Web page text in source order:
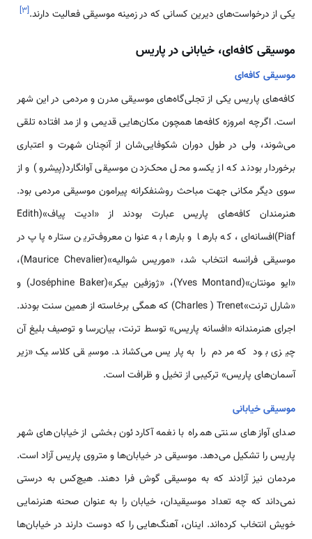
یکی از درخواست‌های دیرین کسانی که در زمینه موسیقی فعالیت دارند.[۳]
موسيقی كافه‌ای، خيابانی در پاريس
موسيقی كافه‌ای
كافه‌های پاريس يكی از تجلی‌گاه‌های موسيقی مدرن و مردمی در اين شهر
است. اگرچه امروزه كافه‌ها همچون مكان‌هايی قديمی و از مد افتاده تلقی
می‌شوند، ولی در طول دوران شكوفايی‌شان از آنچنان شهرت و اعتباری
برخوردار بودند كه از يكسو محل محک‌زدن موسيقی آوانگارد(پيشرو) و از
سوی ديگر مكانی جهت مباحث روشنفكرانه پيرامون موسيقی مردمی بود.
هنرمندان كافه‌های پاريس عبارت بودند از «اديت پياف»(Édith
Piaf)افسانه‌ای، كه بارها و بارها به عنوان معروف‌ترين ستاره پاپ در
موسيقی فرانسه انتخاب شد، «موريس شواليه»(Maurice Chevalier)،
«ايو مونتان»(Yves Montand)، «ژوزفين بيكر»(Joséphine Baker) و
«شارل ترنت»Charles ) Trenet) كه همگی برخاسته از همين سنت بودند.
اجرای هنرمندانه «افسانه پاريس» توسط ترنت، بيان‌رسا و توصيف بليغ آن
چيزی بود كه مردم را به پاريس می‌كشاند. موسيقی كلاسيک «زير
آسمان‌های پاريس» تركيبی از تخيل و ظرافت است.
موسيقی خيابانی
صدای آوازهای سنتی همراه با نغمه آكاردئون بخشی از خيابان‌های شهر
پاريس را تشكيل می‌دهد. موسيقی در خيابان‌ها و متروی پاريس آزاد است.
مردمان نيز آزادند كه به موسيقی گوش فرا دهند. هيچ‌كس به درستی
نمی‌داند كه چه تعداد موسيقيدان، خيابان را به عنوان صحنه هنرنمايی
خويش انتخاب كرده‌اند. اينان، آهنگ‌هايی را كه دوست دارند در خيابان‌ها